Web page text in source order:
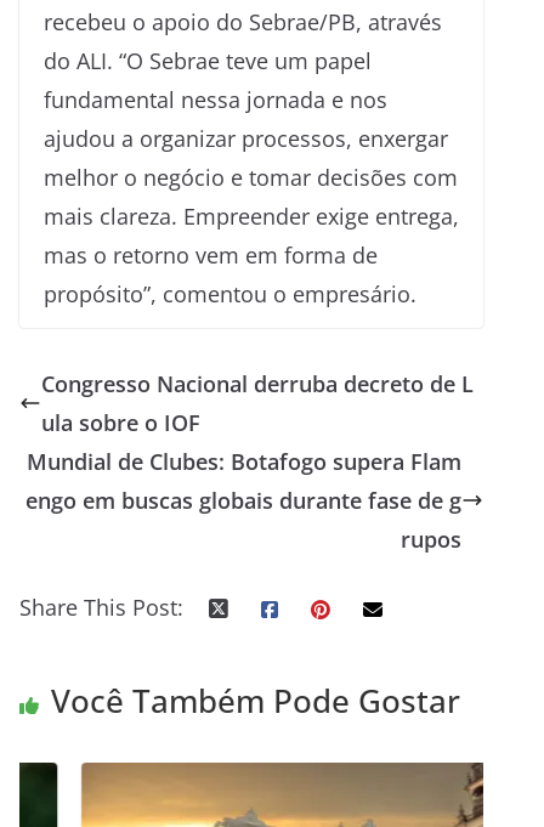
recebeu o apoio do Sebrae/PB, através
do ALI. “O Sebrae teve um papel
fundamental nessa jornada e nos
ajudou a organizar processos, enxergar
melhor o negócio e tomar decisões com
mais clareza. Empreender exige entrega,
mas o retorno vem em forma de
propósito”, comentou o empresário.
Congresso Nacional derruba decreto de L
ula sobre o IOF
Mundial de Clubes: Botafogo supera Flam
engo em buscas globais durante fase de g
rupos
Share This Post:
Você Também Pode Gostar